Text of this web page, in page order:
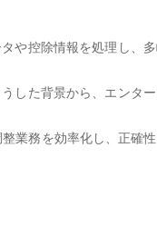
や控除情報を処理し、
した背景から、エンタ
業務を効率化し、正確